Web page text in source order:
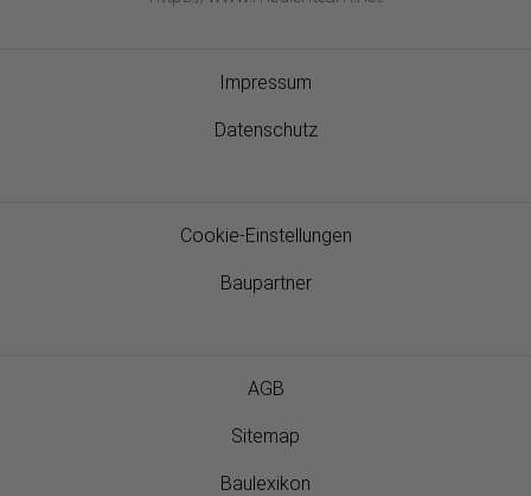
Impressum
Datenschutz
Cookie-Einstellungen
Baupartner
AGB
Sitemap
Baulexikon